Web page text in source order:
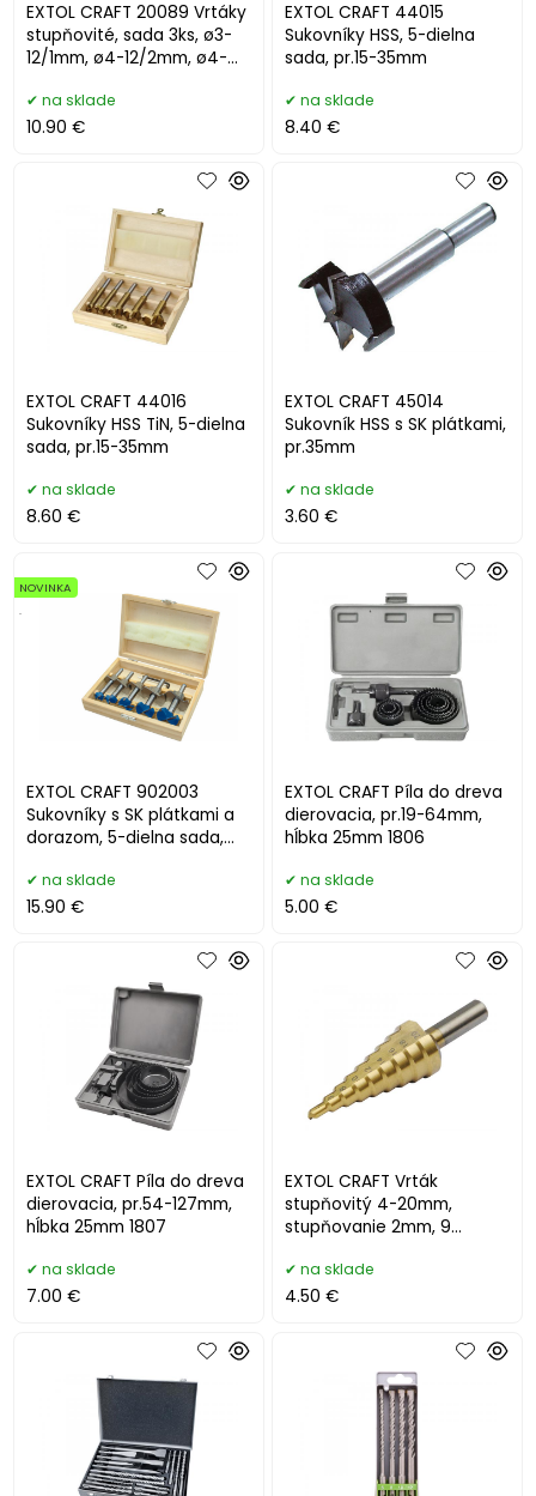
EXTOL CRAFT 20089 Vrtáky
stupňovité, sada 3ks, ø3-
12/1mm, ø4-12/2mm, ø4-
na sklade
10.90 €
EXTOL CRAFT 44015
Sukovníky HSS, 5-dielna
sada, pr.15-35mm
na sklade
8.40 €
EXTOL CRAFT 44016
Sukovníky HSS TiN, 5-dielna
sada, pr.15-35mm
na sklade
8.60 €
EXTOL CRAFT 45014
Sukovník HSS s SK plátkami,
pr.35mm
na sklade
3.60 €
EXTOL CRAFT 902003
Sukovníky s SK plátkami a
dorazom, 5-dielna sada,
NOVINKA
.
na sklade
15.90 €
EXTOL CRAFT Píla do dreva
dierovacia, pr.19-64mm,
hĺbka 25mm 1806
na sklade
5.00 €
EXTOL CRAFT Píla do dreva
dierovacia, pr.54-127mm,
hĺbka 25mm 1807
na sklade
7.00 €
EXTOL CRAFT Vrták
stupňovitý 4-20mm,
stupňovanie 2mm, 9
na sklade
4.50 €